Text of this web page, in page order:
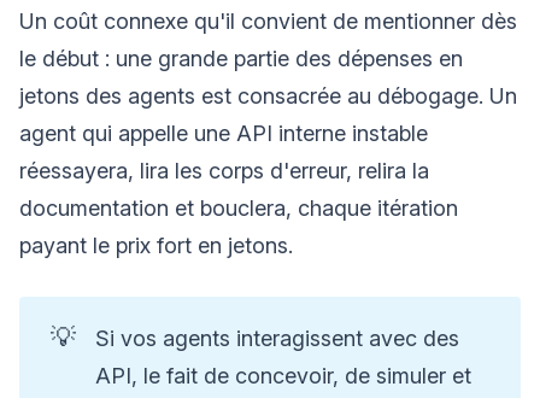
Un coût connexe qu'il convient de mentionner dès
le début : une grande partie des dépenses en
jetons des agents est consacrée au débogage. Un
agent qui appelle une API interne instable
réessayera, lira les corps d'erreur, relira la
documentation et bouclera, chaque itération
payant le prix fort en jetons.
💡
Si vos agents interagissent avec des
API, le fait de concevoir, de simuler et